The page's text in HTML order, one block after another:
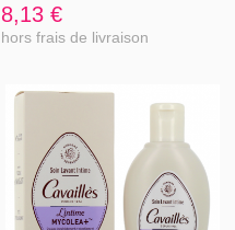
8,13 €
hors frais de livraison